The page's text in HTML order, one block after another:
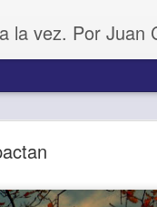
la vez. Por Juan